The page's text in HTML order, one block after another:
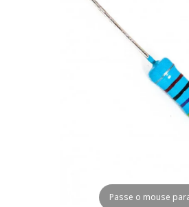
Passe o mouse